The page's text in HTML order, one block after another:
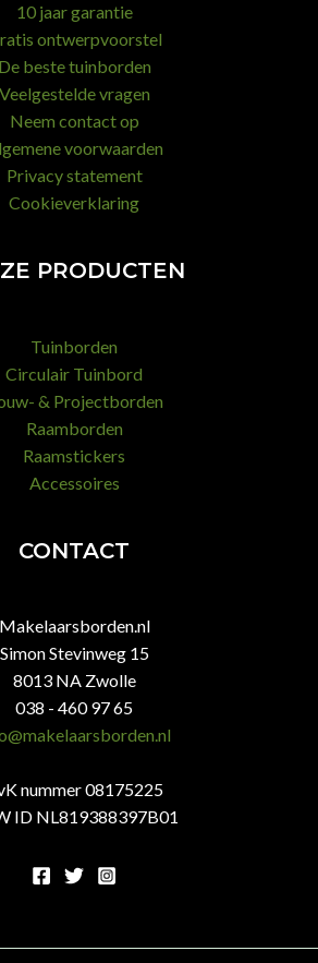
10 jaar garantie
ontwerpvoorstel
De beste tuinborden
Veelgestelde vragen
Neem contact op
voorwaarden
Privacy statement
Cookieverklaring
PRODUCTEN
Tuinborden
Circulair Tuinbord
& Projectborden
Raamborden
Raamstickers
Accessoires
CONTACT
Makelaarsborden.nl
Simon Stevinweg 15
8013 NA Zwolle
038 - 460 97 65
nummer 08175225
ID NL819388397B01